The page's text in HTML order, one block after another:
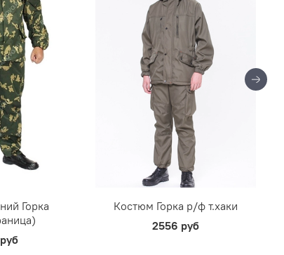
Горка
Костюм Горка р/ф т.хаки
2556 руб